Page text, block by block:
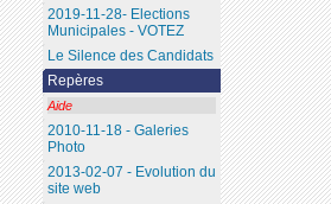
2019-11-28- Elections
Municipales - VOTEZ
Le Silence des Candidats
Repères
Aide
2010-11-18 - Galeries
Photo
2013-02-07 - Evolution du
site web